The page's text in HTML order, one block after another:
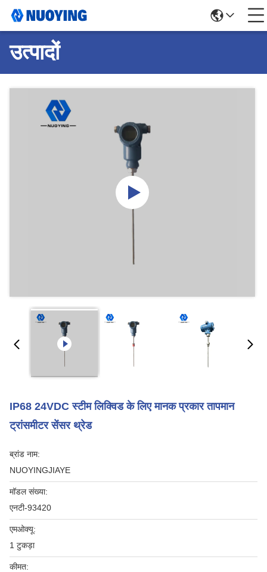
उत्पादों
IP68 24VDC स्टीम लिक्विड के लिए मानक प्रकार तापमान
ट्रांसमीटर सेंसर थ्रेड
ब्रांड नाम:
NUOYINGJIAYE
मॉडल संख्या:
एनटी-93420
एमओक्यू:
1 टुकड़ा
कीमत: